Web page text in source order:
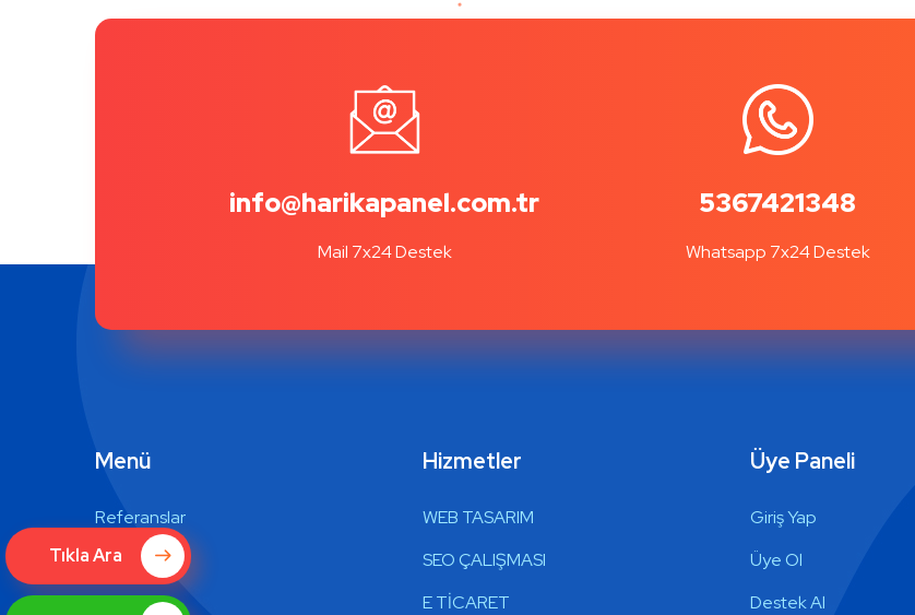
Tıkla Ara
info@harikapanel.com.tr
Mail 7x24 Destek
5367421348
Whatsapp 7x24 Destek
Menü
Referanslar
Ürünler
Blog
Hizmetler
WEB TASARIM
SEO ÇALIŞMASI
E TİCARET
Üye Paneli
Giriş Yap
Üye Ol
Destek Al